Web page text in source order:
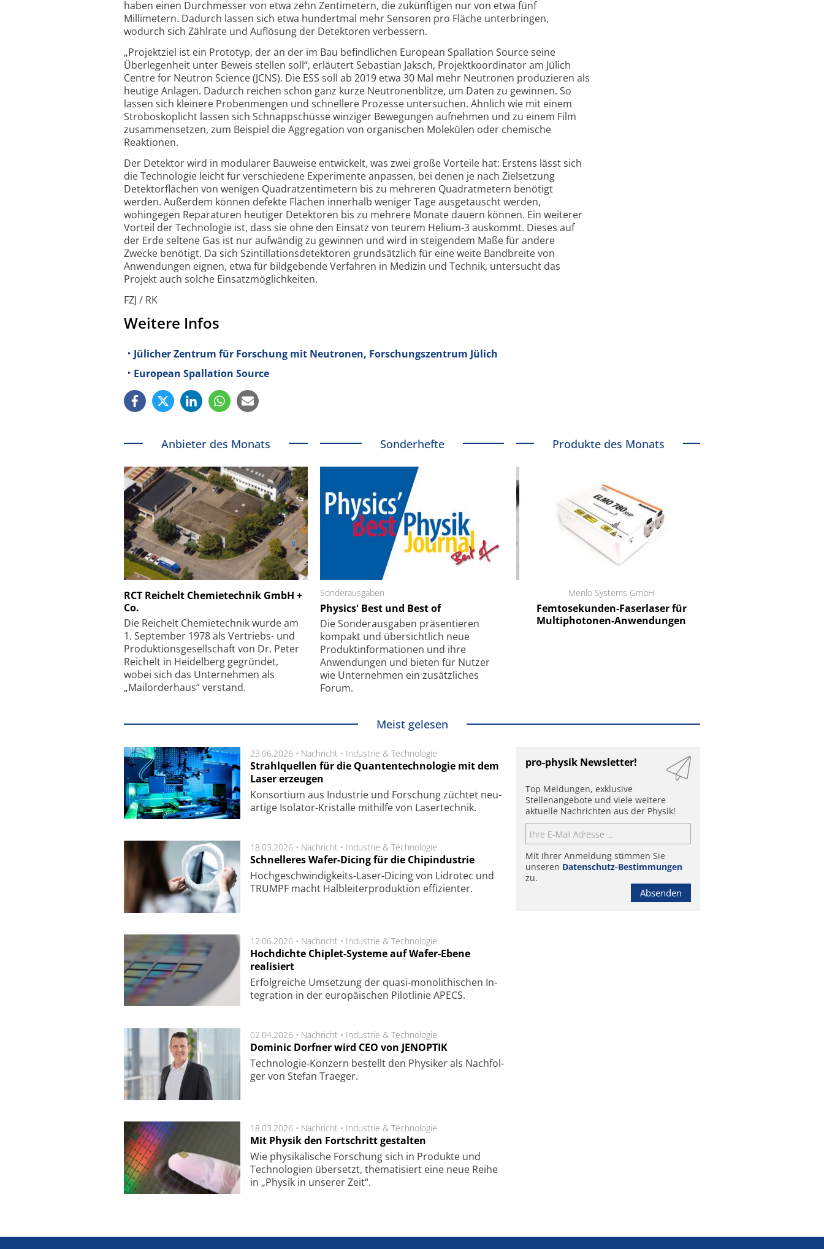
haben einen Durchmesser von etwa zehn Zentimetern, die zukünftigen nur von etwa fünf
Millimetern. Dadurch lassen sich etwa hundertmal mehr Sensoren pro Fläche unterbringen,
wodurch sich Zählrate und Auflösung der Detektoren verbessern.
„Projektziel ist ein Prototyp, der an der im Bau befindlichen European Spallation Source seine
Überlegenheit unter Beweis stellen soll“, erläutert Sebastian Jaksch, Projektkoordinator am Jülich
Centre for Neutron Science (JCNS). Die ESS soll ab 2019 etwa 30 Mal mehr Neutronen produzieren als
heutige Anlagen. Dadurch reichen schon ganz kurze Neutronenblitze, um Daten zu gewinnen. So
lassen sich kleinere Probenmengen und schnellere Prozesse untersuchen. Ähnlich wie mit einem
Stroboskoplicht lassen sich Schnappschüsse winziger Bewegungen aufnehmen und zu einem Film
zusammensetzen, zum Beispiel die Aggregation von organischen Molekülen oder chemische
Reaktionen.
Der Detektor wird in modularer Bauweise entwickelt, was zwei große Vorteile hat: Erstens lässt sich
die Technologie leicht für verschiedene Experimente anpassen, bei denen je nach Zielsetzung
Detektorflächen von wenigen Quadratzentimetern bis zu mehreren Quadratmetern benötigt
werden. Außerdem können defekte Flächen innerhalb weniger Tage ausgetauscht werden,
wohingegen Reparaturen heutiger Detektoren bis zu mehrere Monate dauern können. Ein weiterer
Vorteil der Technologie ist, dass sie ohne den Einsatz von teurem Helium-3 auskommt. Dieses auf
der Erde seltene Gas ist nur aufwändig zu gewinnen und wird in steigendem Maße für andere
Zwecke benötigt. Da sich Szintillationsdetektoren grundsätzlich für eine weite Bandbreite von
Anwendungen eignen, etwa für bildgebende Verfahren in Medizin und Technik, untersucht das
Projekt auch solche Einsatzmöglichkeiten.
FZJ / RK
Weitere Infos
Jülicher Zentrum für Forschung mit Neutronen, Forschungszentrum Jülich
European Spallation Source
Anbieter des Monats
RCT Reichelt Chemietechnik GmbH +
Co.
Die Reichelt Chemietechnik wurde am
1. September 1978 als Vertriebs- und
Produktionsgesellschaft von Dr. Peter
Reichelt in Heidelberg gegründet,
wobei sich das Unternehmen als
„Mailorderhaus“ verstand.
Sonderhefte
Sonderausgaben
Physics' Best und Best of
Die Sonder­ausgaben präsentieren
kompakt und übersichtlich neue
Produkt­informationen und ihre
Anwendungen und bieten für Nutzer
wie Unternehmen ein zusätzliches
Forum.
Produkte des Monats
Schäfter + Kirchhoff GmbH
Feinfokussierungsmechanismus
Elektronenmikroskopie auf
kleinstem Raum
Menlo Systems GmbH
Femtosekunden-Faserlaser für
Multiphotonen-Anwendungen
Meist gelesen
23.06.2026 • Nachricht • Industrie & Technologie
Strahlquellen für die Quantentechnologie mit dem
Laser erzeugen
Kon­sor­tium aus In­dus­trie und For­schung züch­tet neu­
ar­ti­ge Iso­lator-Kris­tal­le mit­hil­fe von Laser­tech­nik.
18.03.2026 • Nachricht • Industrie & Technologie
Schnelleres Wafer-Dicing für die Chipindustrie
Hoch­ge­schwin­dig­keits-Laser-Dicing von Lidrotec und
TRUMPF macht Halb­lei­ter­pro­duk­tion ef­fi­zien­ter.
12.06.2026 • Nachricht • Industrie & Technologie
Hochdichte Chiplet-Systeme auf Wafer-Ebene
realisiert
Er­folg­rei­che Um­set­zung der quasi-mono­li­thi­schen In­
te­gra­tion in der eu­ro­pä­i­schen Pi­lot­li­nie APECS.
02.04.2026 • Nachricht • Industrie & Technologie
Dominic Dorfner wird CEO von JENOPTIK
Techno­logie-Konzern be­stellt den Phy­si­ker als Nach­fol­
ger von Ste­fan Trae­ger.
18.03.2026 • Nachricht • Industrie & Technologie
Mit Physik den Fortschritt gestalten
Wie physikalische Forschung sich in Produkte und
Technologien übersetzt, thematisiert eine neue Reihe
in „Physik in unserer Zeit“.
pro-physik Newsletter!
Top Meldungen, exklusive
Stellenangebote und viele weitere
aktuelle Nachrichten aus der Physik!
Mit Ihrer Anmeldung stimmen Sie
unseren Datenschutz-Bestimmungen
zu.
Absenden